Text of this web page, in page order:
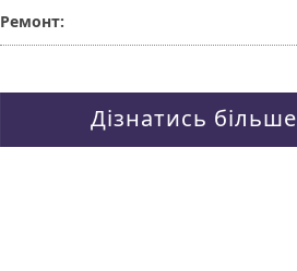
Ремонт:
Дізнатись більше